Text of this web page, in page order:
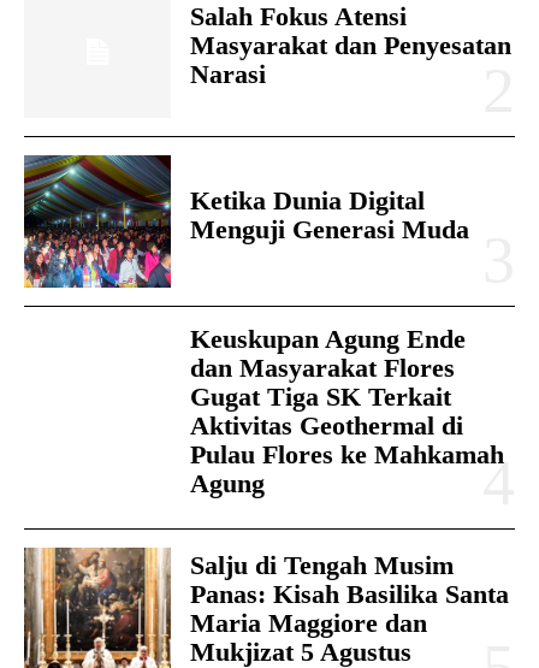
Salah Fokus Atensi
Masyarakat dan Penyesatan
Narasi
Ketika Dunia Digital
Menguji Generasi Muda
Keuskupan Agung Ende
dan Masyarakat Flores
Gugat Tiga SK Terkait
Aktivitas Geothermal di
Pulau Flores ke Mahkamah
Agung
Salju di Tengah Musim
Panas: Kisah Basilika Santa
Maria Maggiore dan
Mukjizat 5 Agustus